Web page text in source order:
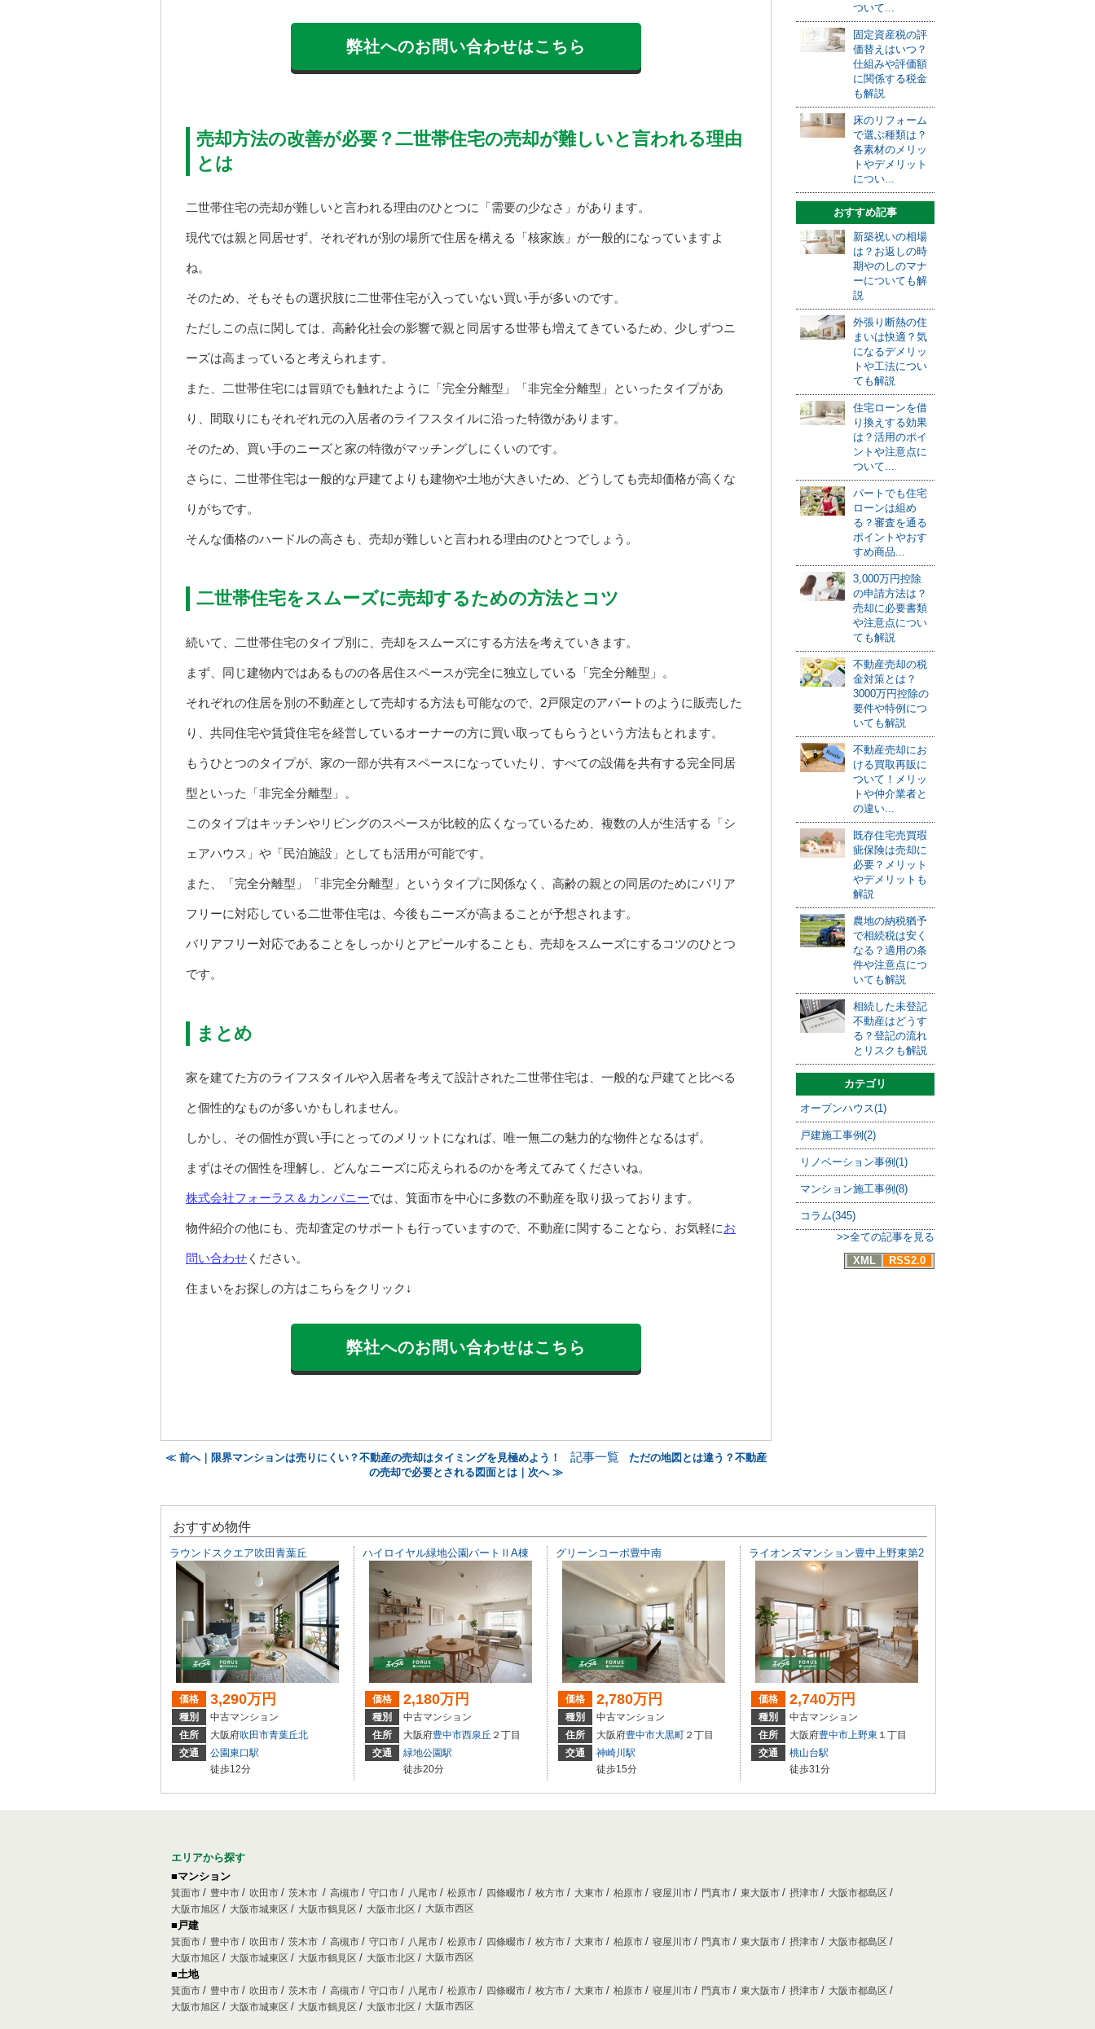
弊社へのお問い合わせはこちら
売却方法の改善が必要？二世帯住宅の売却が難しいと言われる理由
とは
二世帯住宅の売却が難しいと言われる理由のひとつに「需要の少なさ」があります。
現代では親と同居せず、それぞれが別の場所で住居を構える「核家族」が一般的になっていますよ
ね。
そのため、そもそもの選択肢に二世帯住宅が入っていない買い手が多いのです。
ただしこの点に関しては、高齢化社会の影響で親と同居する世帯も増えてきているため、少しずつニ
ーズは高まっていると考えられます。
また、二世帯住宅には冒頭でも触れたように「完全分離型」「非完全分離型」といったタイプがあ
り、間取りにもそれぞれ元の入居者のライフスタイルに沿った特徴があります。
そのため、買い手のニーズと家の特徴がマッチングしにくいのです。
さらに、二世帯住宅は一般的な戸建てよりも建物や土地が大きいため、どうしても売却価格が高くな
りがちです。
そんな価格のハードルの高さも、売却が難しいと言われる理由のひとつでしょう。
二世帯住宅をスムーズに売却するための方法とコツ
続いて、二世帯住宅のタイプ別に、売却をスムーズにする方法を考えていきます。
まず、同じ建物内ではあるものの各居住スペースが完全に独立している「完全分離型」。
それぞれの住居を別の不動産として売却する方法も可能なので、2戸限定のアパートのように販売した
り、共同住宅や賃貸住宅を経営しているオーナーの方に買い取ってもらうという方法もとれます。
もうひとつのタイプが、家の一部が共有スペースになっていたり、すべての設備を共有する完全同居
型といった「非完全分離型」。
このタイプはキッチンやリビングのスペースが比較的広くなっているため、複数の人が生活する「シ
ェアハウス」や「民泊施設」としても活用が可能です。
また、「完全分離型」「非完全分離型」というタイプに関係なく、高齢の親との同居のためにバリア
フリーに対応している二世帯住宅は、今後もニーズが高まることが予想されます。
バリアフリー対応であることをしっかりとアピールすることも、売却をスムーズにするコツのひとつ
です。
まとめ
家を建てた方のライフスタイルや入居者を考えて設計された二世帯住宅は、一般的な戸建てと比べる
と個性的なものが多いかもしれません。
しかし、その個性が買い手にとってのメリットになれば、唯一無二の魅力的な物件となるはず。
まずはその個性を理解し、どんなニーズに応えられるのかを考えてみてくださいね。
株式会社フォーラス＆カンパニーでは、箕面市を中心に多数の不動産を取り扱っております。
物件紹介の他にも、売却査定のサポートも行っていますので、不動産に関することなら、お気軽にお
問い合わせ ください。
住まいをお探しの方はこちらをクリック↓
弊社へのお問い合わせはこちら
≪ 前へ｜限界マンションは売りにくい？不動産の売却はタイミングを見極めよう！ 記事一覧
ただの地図とは違う？不動産
の売却で必要とされる図面とは｜次へ ≫
ついて...
固定資産税の評
価替えはいつ？
仕組みや評価額
に関係する税金
も解説
床のリフォーム
で選ぶ種類は？
各素材のメリッ
トやデメリット
につい...
おすすめ記事
新築祝いの相場
は？お返しの時
期やのしのマナ
ーについても解
説
外張り断熱の住
まいは快適？気
になるデメリッ
トや工法につい
ても解説
住宅ローンを借
り換えする効果
は？活用のポイ
ントや注意点に
ついて...
パートでも住宅
ローンは組め
る？審査を通る
ポイントやおす
すめ商品...
3,000万円控除
の申請方法は？
売却に必要書類
や注意点につい
ても解説
不動産売却の税
金対策とは？
3000万円控除の
要件や特例につ
いても解説
不動産売却にお
ける買取再販に
ついて！メリッ
トや仲介業者と
の違い...
既存住宅売買瑕
疵保険は売却に
必要？メリット
やデメリットも
解説
農地の納税猶予
で相続税は安く
なる？適用の条
件や注意点につ
いても解説
相続した未登記
不動産はどうす
る？登記の流れ
とリスクも解説
カテゴリ
オープンハウス(1)
戸建施工事例(2)
リノベーション事例(1)
マンション施工事例(8)
コラム(345)
>>全ての記事を見る
XML
RSS2.0
おすすめ物件
ラウンドスクエア吹田青葉丘
価格 3,290万円
種別
中古マンション
住所
大阪府吹田市青葉丘北
交通
公園東口駅
徒歩12分
ハイロイヤル緑地公園パートⅡA棟
価格 2,180万円
種別
中古マンション
住所
大阪府豊中市西泉丘 ２丁目
交通
緑地公園駅
徒歩20分
グリーンコーポ豊中南
価格 2,780万円
種別
中古マンション
住所
大阪府豊中市大黒町 ２丁目
交通
神崎川駅
徒歩15分
ライオンズマンション豊中上野東第2
価格 2,740万円
種別
中古マンション
住所
大阪府豊中市上野東 １丁目
交通
桃山台駅
徒歩31分
エリアから探す
■マンション
箕面市 豊中市 吹田市 茨木市 高槻市 守口市 八尾市 松原市 四條畷市 枚方市 大東市 柏原市 寝屋川市 門真市 東大阪市 摂津市
大阪市都島区
大阪市旭区
大阪市城東区 大阪市鶴見区 大阪市北区 大阪市西区
■戸建
箕面市 豊中市 吹田市 茨木市 高槻市 守口市 八尾市 松原市 四條畷市 枚方市 大東市 柏原市 寝屋川市 門真市 東大阪市 摂津市
大阪市都島区
大阪市旭区
大阪市城東区 大阪市鶴見区 大阪市北区 大阪市西区
■土地
箕面市 豊中市 吹田市 茨木市 高槻市 守口市 八尾市 松原市 四條畷市 枚方市 大東市 柏原市 寝屋川市 門真市 東大阪市 摂津市
大阪市都島区
大阪市旭区
大阪市城東区 大阪市鶴見区 大阪市北区 大阪市西区